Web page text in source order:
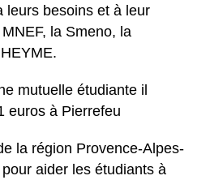
leurs besoins et à leur
la Smeno, la
mutuelle étudiante il
euros à Pierrefeu
la région Provence-Alpes-
aider les étudiants à